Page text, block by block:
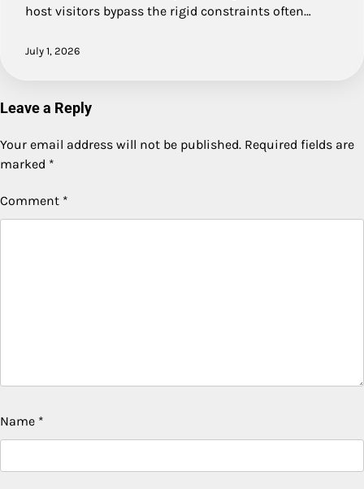
host visitors bypass the rigid constraints often…
July 1, 2026
Leave a Reply
Your email address will not be published. Required fields are
marked *
Comment *
Name *